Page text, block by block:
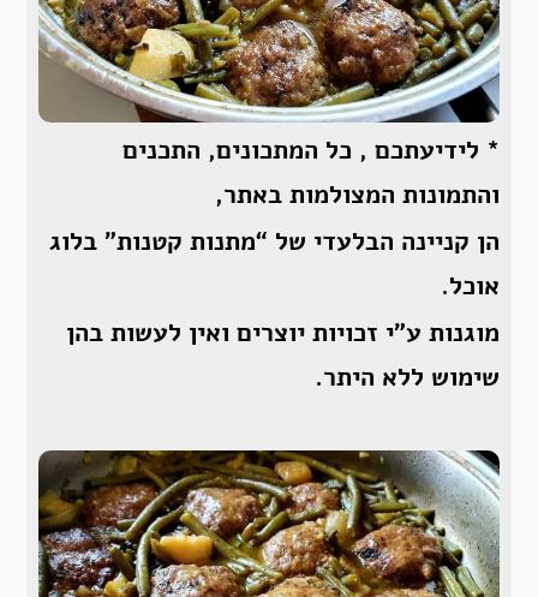
* לידיעתכם , כל המתכונים, התכנים
והתמונות המצולמות באתר,
הן קניינה הבלעדי של “מתנות קטנות” בלוג
אוכל.
מוגנות ע”י זכויות יוצרים ואין לעשות בהן
שימוש ללא היתר.